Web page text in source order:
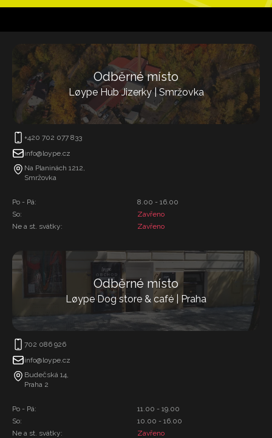
Odběrné místo
Løype Hub Jizerky | Smržovka
+420 702 077 833
info@loype.cz
Na Planinách 1212,
Smržovka
Po - Pá:
So:
Ne a st. svátky:
8.00 - 16.00
Zavřeno
Zavřeno
Odběrné místo
Løype Dog store & café | Praha
702 086 926
info@loype.cz
Budečská 14,
Praha 2
Po - Pá:
So:
Ne a st. svátky:
11.00 - 19.00
10.00 - 16.00
Zavřeno